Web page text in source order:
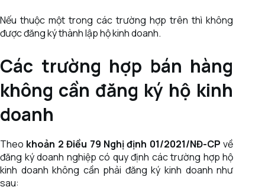
Nếu thuộc một trong các trường hợp trên thì không
được đăng ký thành lập hộ kinh doanh.
Các trường hợp bán hàng
không cần đăng ký hộ kinh
doanh
Theo khoản 2 Điều 79 Nghị định 01/2021/NĐ-CP về
đăng ký doanh nghiệp có quy định các trường hợp hộ
kinh doanh không cần phải đăng ký kinh doanh như
sau: